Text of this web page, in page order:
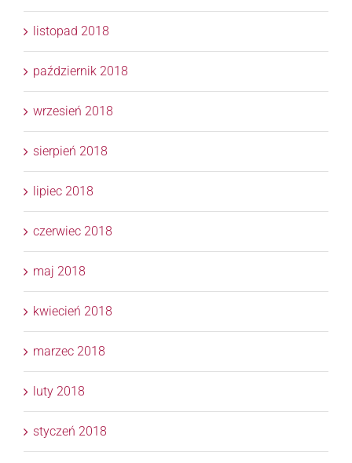
listopad 2018
październik 2018
wrzesień 2018
sierpień 2018
lipiec 2018
czerwiec 2018
maj 2018
kwiecień 2018
marzec 2018
luty 2018
styczeń 2018